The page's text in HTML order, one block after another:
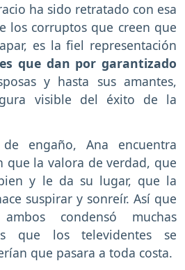
ha sido retratado con esa
los corruptos que creen que
es la fiel representación
que dan por garantizado
y hasta sus amantes,
visible del éxito de la
engaño, Ana encuentra
que la valora de verdad, que
y le da su lugar, que la
suspirar y sonreír. Así que
condensó muchas
que los televidentes se
que pasara a toda costa.